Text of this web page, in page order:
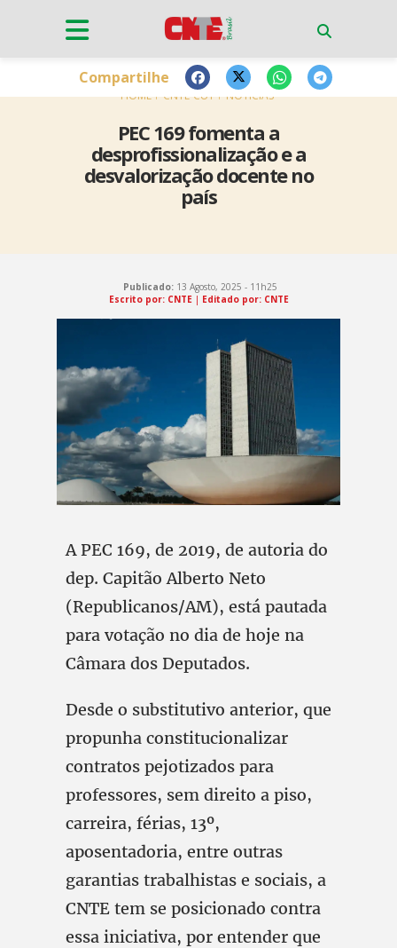
HOME CNTE-CUT NOTÍCIAS
PEC 169 fomenta a
desprofissionalização e a
desvalorização docente no
país
Compartilhe
Publicado:13 Agosto, 2025 - 11h25
Escrito por: CNTE| Editado por: CNTE
A PEC 169, de 2019, de autoria do
dep. Capitão Alberto Neto
(Republicanos/AM), está pautada
para votação no dia de hoje na
Câmara dos Deputados.
Desde o substitutivo anterior, que
propunha constitucionalizar
contratos pejotizados para
professores, sem direito a piso,
carreira, férias, 13º,
aposentadoria, entre outras
garantias trabalhistas e sociais, a
CNTE tem se posicionado contra
essa iniciativa, por entender que